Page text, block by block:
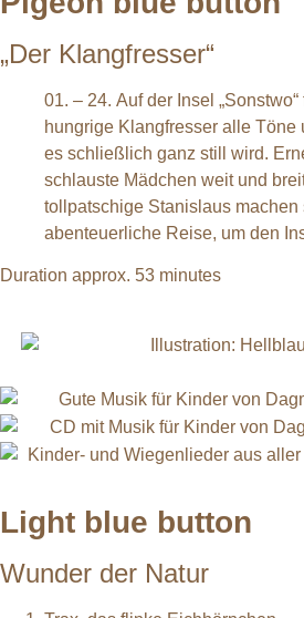
„Der Klangfresser“
01. – 24. Auf der Insel „Sonstwo“
hungrige Klangfresser alle Töne
es schließlich ganz still wird.
schlauste Mädchen weit und
tollpatschige Stanislaus machen
abenteuerliche Reise, um den
Duration approx. 53 minutes
Light blue button
Wunder der Natur